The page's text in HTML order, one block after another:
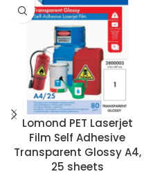
Lomond PET Laserjet
Film Self Adhesive
Transparent Glossy A4,
25 sheets